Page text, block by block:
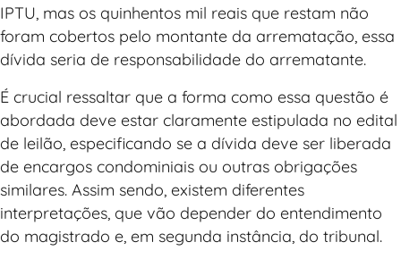
IPTU, mas os quinhentos mil reais que restam não
foram cobertos pelo montante da arrematação, essa
dívida seria de responsabilidade do arrematante.
É crucial ressaltar que a forma como essa questão é
abordada deve estar claramente estipulada no edital
de leilão, especificando se a dívida deve ser liberada
de encargos condominiais ou outras obrigações
similares. Assim sendo, existem diferentes
interpretações, que vão depender do entendimento
do magistrado e, em segunda instância, do tribunal.